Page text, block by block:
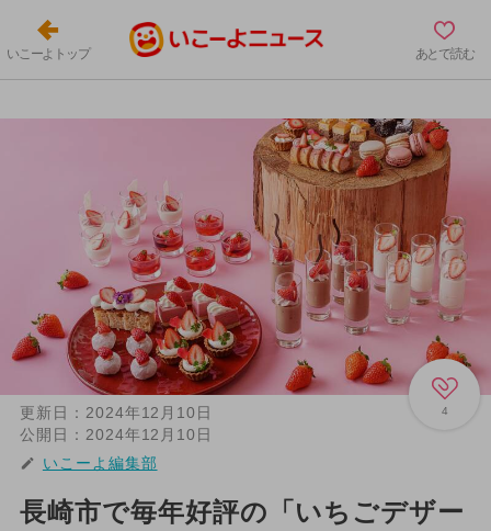
いこーよトップ あとで読む
4
更新日： 2024年12月10日
公開日： 2024年12月10日
いこーよ編集部
長崎市で毎年好評の「いちごデザー